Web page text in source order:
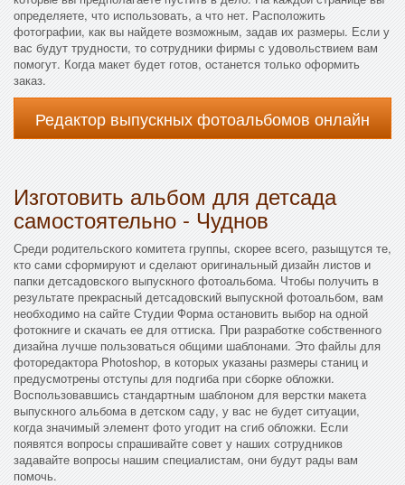
определяете, что использовать, а что нет. Расположить
фотографии, как вы найдете возможным, задав их размеры. Если у
вас будут трудности, то сотрудники фирмы с удовольствием вам
помогут. Когда макет будет готов, останется только оформить
заказ.
Редактор выпускных фотоальбомов онлайн
Изготовить альбом для детсада
самостоятельно - Чуднов
Среди родительского комитета группы, скорее всего, разыщутся те,
кто сами сформируют и сделают оригинальный дизайн листов и
папки детсадовского выпускного фотоальбома. Чтобы получить в
результате прекрасный детсадовский выпускной фотоальбом, вам
необходимо на сайте Студии Форма остановить выбор на одной
фотокниге и скачать ее для оттиска. При разработке собственного
дизайна лучше пользоваться общими шаблонами. Это файлы для
фоторедактора Photoshop, в которых указаны размеры станиц и
предусмотрены отступы для подгиба при сборке обложки.
Воспользовавшись стандартным шаблоном для верстки макета
выпускного альбома в детском саду, у вас не будет ситуации,
когда значимый элемент фото угодит на сгиб обложки. Если
появятся вопросы спрашивайте совет у наших сотрудников
задавайте вопросы нашим специалистам, они будут рады вам
помочь.